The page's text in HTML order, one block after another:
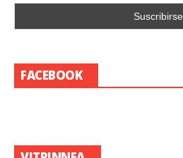
FACEBOOK